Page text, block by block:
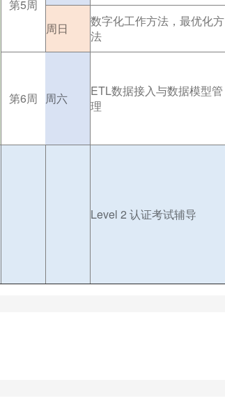
第5周
周日
数字化工作方法，最优化方
法
第6周 周六
ETL数据接入与数据模型管
理
Level 2 认证考试辅导